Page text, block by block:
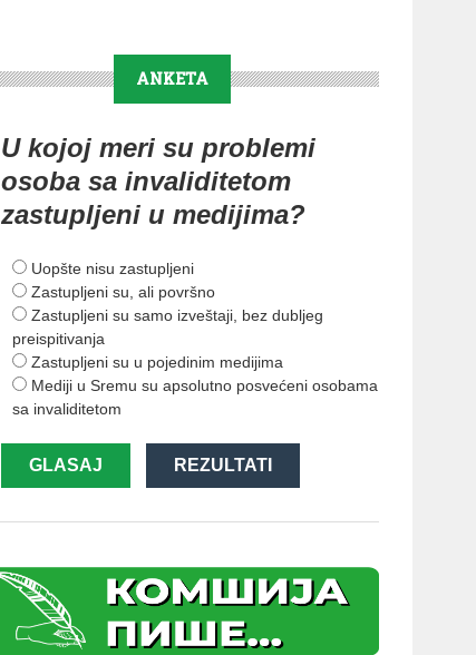
ANKETA
U kojoj meri su problemi
osoba sa invaliditetom
zastupljeni u medijima?
Uopšte nisu zastupljeni
Zastupljeni su, ali površno
Zastupljeni su samo izveštaji, bez dubljeg
preispitivanja
Zastupljeni su u pojedinim medijima
Mediji u Sremu su apsolutno posvećeni osobama
sa invaliditetom
GLASAJ REZULTATI